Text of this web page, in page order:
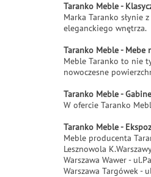
Taranko Meble -
Marka Taranko słynie
eleganckiego wnętrza.
Taranko Meble - Mebe
Meble Taranko to nie
nowoczesne
Taranko Meble -
W ofercie Taranko
Taranko Meble -
Meble producenta
Lesznowola
Warszawa Wawer -
Warszawa Targówek -